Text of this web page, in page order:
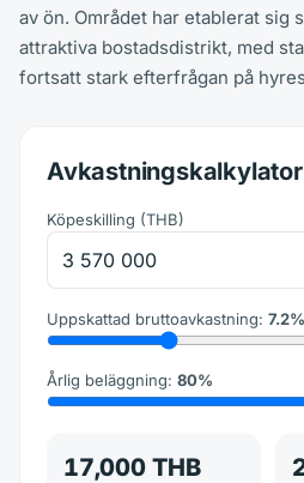
av ön. Området har etablerat sig
attraktiva bostadsdistrikt, med
fortsatt stark efterfrågan på
Avkastningskalkylator
Köpeskilling (THB)
Uppskattad bruttoavkastning: 7.2%
Årlig beläggning: 80%
17,000 THB